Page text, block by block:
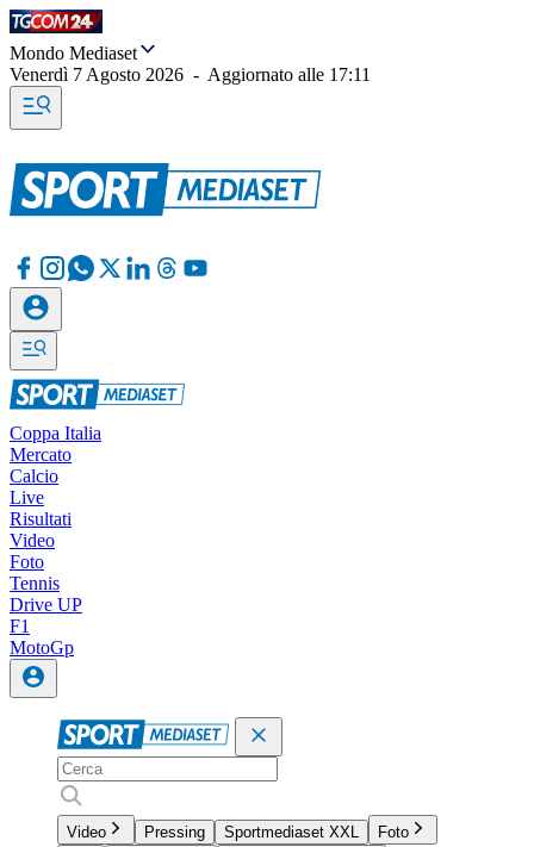
Mondo Mediaset
Venerdì 7 Agosto 2026 - Aggiornato alle 17:11
Coppa Italia
Mercato
Calcio
Live
Risultati
Video
Foto
Tennis
Drive UP
F1
MotoGp
Video Pressing Sportmediaset XXL
Foto